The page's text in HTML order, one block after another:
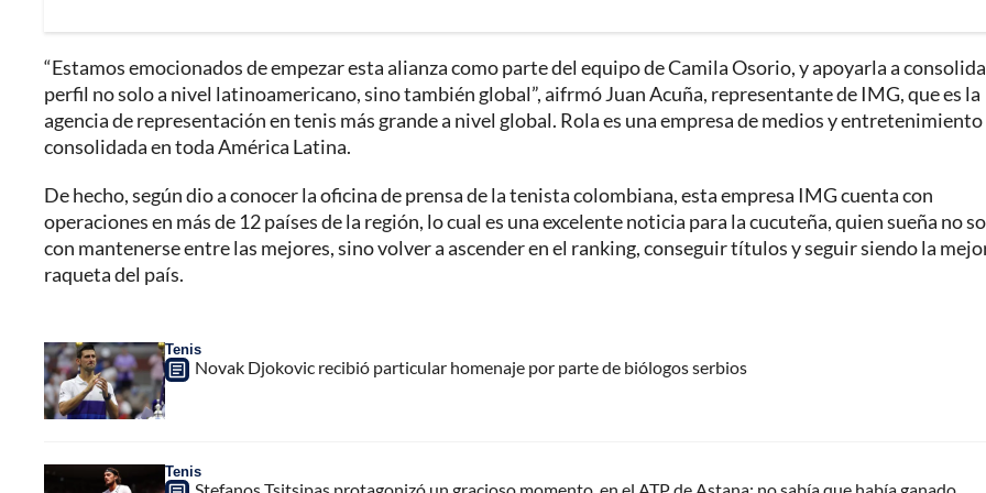
“Estamos emocionados de empezar esta alianza como parte del equipo de Camila Osorio, y apoyarla a
perfil no solo a nivel latinoamericano, sino también global”, aifrmó Juan Acuña, representante de IMG, que es la
agencia de representación en tenis más grande a nivel global. Rola es una empresa de medios y entretenimiento
consolidada en toda América Latina.
De hecho, según dio a conocer la oficina de prensa de la tenista colombiana, esta empresa IMG cuenta con
operaciones en más de 12 países de la región, lo cual es una excelente noticia para la cucuteña, quien sueña no
con mantenerse entre las mejores, sino volver a ascender en el ranking, conseguir títulos y seguir siendo la
raqueta del país.
Tenis
Novak Djokovic recibió particular homenaje por parte de biólogos serbios
Tenis
Stefanos Tsitsipas protagonizó un gracioso momento, en el ATP de Astana: no sabía que había ganado